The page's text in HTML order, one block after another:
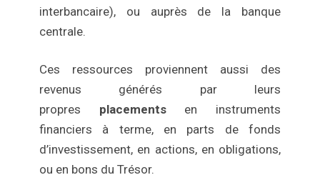
interbancaire), ou auprès de la banque
centrale.
Ces ressources proviennent aussi des
revenus générés par leurs
propres placementsen instruments
financiers à terme, en parts de fonds
d’investissement, en actions, en obligations,
ou en bons du Trésor.